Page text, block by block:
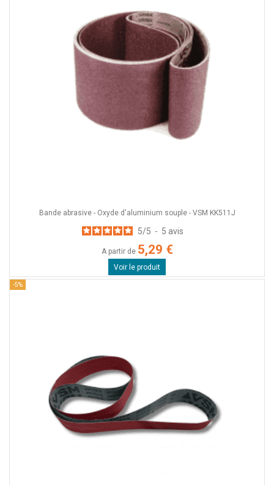
Bande abrasive - Oxyde d'aluminium souple - VSM KK511J
5/5 - 5 avis
A partir de 5,29 €
Voir le produit
-5%